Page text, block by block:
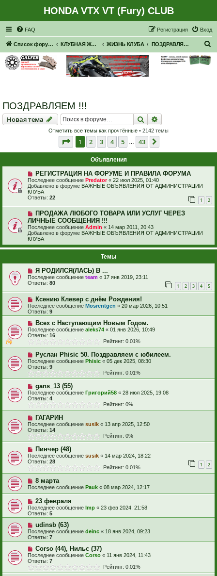
HONDA VTX VT (Fury) CLUB
FAQ Вход
Регистрация
Список форумов КЛУБНАЯ ЖИЗНЬ. РЕАЛЬНЫЕ ВСТРЕЧИ. ПОКАТУШКИ. ЖИЗНЬ КЛУБА ПОЗДРАВЛЯЕМ !!!
ПОЗДРАВЛЯЕМ !!!
Новая тема
Новаятема Поиск
Отметить все темы как прочтённые • 2142 темы
Страница из 43
1 2 3 4 5 43
Объявления
РЕГИСТРАЦИЯ НА ФОРУМЕ И ПРАВИЛА ФОРУМА
Последнее сообщение Predator« 22 июл 2025, 01:40
Добавлено в форуме ВАЖНЫЕ ОБЪЯВЛЕНИЯ ОТ АДМИНИСТРАЦИИ
КЛУБА
Ответы: 22 1 2
ПРОДАЖА ЛЮБОГО ТОВАРА ИЛИ УСЛУГ ЧЕРЕЗ
ЛИЧНЫЕ СООБЩЕНИЯ !!!
Последнее сообщение Admin « 14 мар 2011, 20:43
Добавлено в форуме ВАЖНЫЕ ОБЪЯВЛЕНИЯ ОТ АДМИНИСТРАЦИИ
КЛУБА
Темы
Я РОДИЛСЯ(ЛАСЬ) В ...
Последнее сообщение team « 17 янв 2019, 23:11
Ответы: 80 1 2 3 4 5
Ксению Клевер с днём Рождения!
Последнее сообщение Mosrentgen « 20 мар 2026, 10:51
Ответы: 9
Всех с Наступающим Новым Годом.
Последнее сообщение aleks74 « 01 янв 2026, 10:49
Ответы: 16
Рейтинг: 0.01%
Руслан Phisic 50. Поздравляем с юбилеем.
Последнее сообщение Phisic « 05 дек 2025, 08:30
Ответы: 9
Рейтинг: 0.01%
gans_13 (55)
Последнее сообщение Григорий58 « 28 июл 2025, 19:08
Ответы: 4
Рейтинг: 0%
ГАГАРИН
Последнее сообщение susik « 13 апр 2025, 12:50
Ответы: 14
Рейтинг: 0%
Пинчер (48)
Последнее сообщение susik « 14 мар 2024, 18:22
Ответы: 28 1 2
Рейтинг: 0.01%
8 марта
Последнее сообщение Pauk « 08 мар 2024, 12:17
23 февраля
Последнее сообщение Imp « 23 фев 2024, 21:58
Ответы: 5
udinsb (63)
Последнее сообщение deinc « 18 янв 2024, 09:23
Ответы: 7
Corso (44), Нильс (37)
Последнее сообщение Corso « 11 янв 2024, 11:43
Ответы: 7
Рейтинг: 0.01%